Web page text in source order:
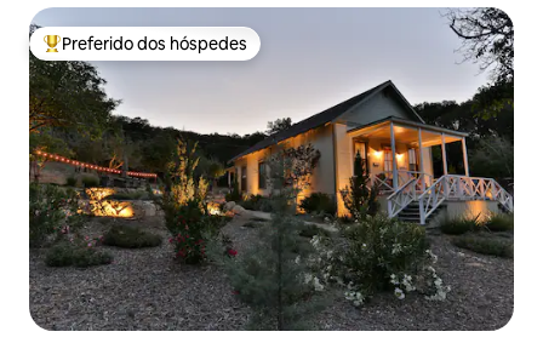
Entre os melhores preferidos dos hóspedes
Preferido dos hóspedes